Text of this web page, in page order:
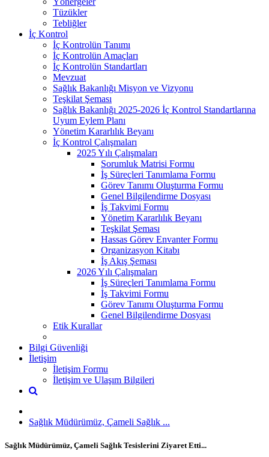
Tüzükler
Tebliğler
İç Kontrol
İç Kontrolün Tanımı
İç Kontrolün Amaçları
İç Kontrolün Standartları
Mevzuat
Sağlık Bakanlığı Misyon ve Vizyonu
Teşkilat Şeması
Sağlık Bakanlığı 2025-2026 İç Kontrol Standartlarına
Uyum Eylem Planı
Yönetim Kararlılık Beyanı
İç Kontrol Çalışmaları
2025 Yılı Çalışmaları
Sorumluk Matrisi Formu
İş Süreçleri Tanımlama Formu
Görev Tanımı Oluşturma Formu
Genel Bilgilendirme Dosyası
İş Takvimi Formu
Yönetim Kararlılık Beyanı
Teşkilat Şeması
Hassas Görev Envanter Formu
Organizasyon Kitabı
İş Akış Şeması
2026 Yılı Çalışmaları
İş Süreçleri Tanımlama Formu
İş Takvimi Formu
Görev Tanımı Oluşturma Formu
Genel Bilgilendirme Dosyası
Etik Kurallar
Bilgi Güvenliği
İletişim
İletişim Formu
İletişim ve Ulaşım Bilgileri
Sağlık Müdürümüz, Çameli Sağlık ...
Sağlık Müdürümüz, Çameli Sağlık Tesislerini Ziyaret Etti...